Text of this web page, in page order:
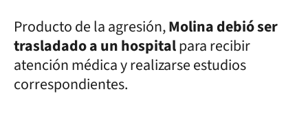
Producto de la agresión,Molina debió ser
trasladado a un hospitalpara recibir
atención médica y realizarse estudios
correspondientes.